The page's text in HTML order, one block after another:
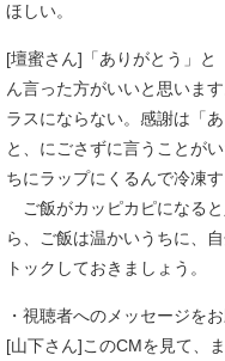
ほしい。
[壇蜜さん]「ありがとう」と
ん言った方がいいと思いま
ラスにならない。感謝は「
と、にごさずに言うことが
ちにラップにくるんで冷凍
ご飯がカッピカピになる
ら、ご飯は温かいうちに、
トックしておきましょう。
・視聴者へのメッセージを
[山下さん]このCMを見て、